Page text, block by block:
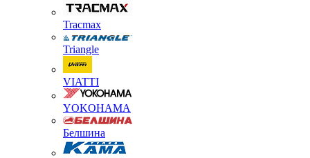
Tracmax
Triangle
VIATTI
YOKOHAMA
Белшина